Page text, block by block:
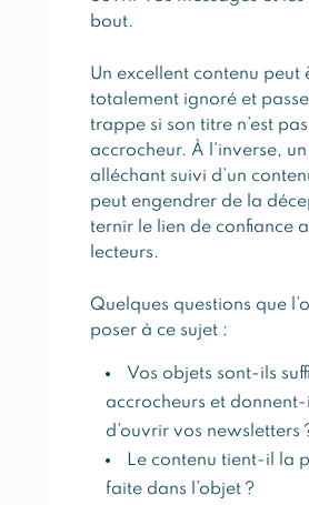
bout.
Un excellent contenu peut
totalement ignoré et
trappe si son titre n’est pas
accrocheur. À l’inverse,
alléchant suivi d’un
peut engendrer de la
ternir le lien de confiance
lecteurs.
Quelques questions que
poser à ce sujet :
Vos objets sont-ils
accrocheurs et
d’ouvrir vos newsletters
Le contenu tient-il la
faite dans l’objet ?